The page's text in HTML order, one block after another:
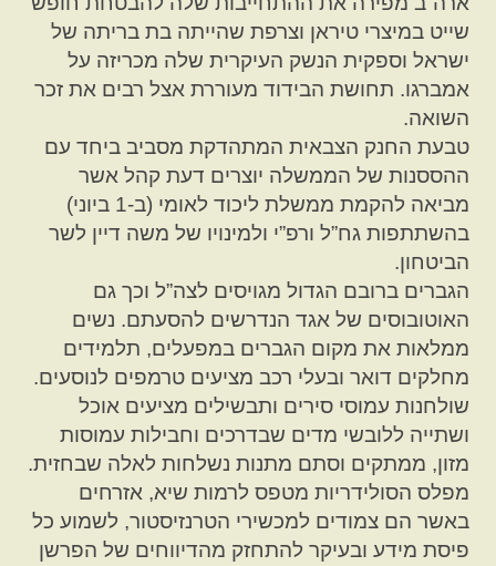
שייט במיצרי טיראן וצרפת שהייתה בת בריתה של
ישראל וספקית הנשק העיקרית שלה מכריזה על
אמברגו. תחושת הבידוד מעוררת אצל רבים את זכר
השואה.
טבעת החנק הצבאית המתהדקת מסביב ביחד עם
ההססנות של הממשלה יוצרים דעת קהל אשר
מביאה להקמת ממשלת ליכוד לאומי (ב-1 ביוני)
בהשתתפות גח”ל ורפ”י ולמינויו של משה דיין לשר
הביטחון.
הגברים ברובם הגדול מגויסים לצה”ל וכך גם
האוטובוסים של אגד הנדרשים להסעתם. נשים
ממלאות את מקום הגברים במפעלים, תלמידים
מחלקים דואר ובעלי רכב מציעים טרמפים לנוסעים.
שולחנות עמוסי סירים ותבשילים מציעים אוכל
ושתייה ללובשי מדים שבדרכים וחבילות עמוסות
מזון, ממתקים וסתם מתנות נשלחות לאלה שבחזית.
מפלס הסולידריות מטפס לרמות שיא, אזרחים
באשר הם צמודים למכשירי הטרנזיסטור, לשמוע כל
פיסת מידע ובעיקר להתחזק מהדיווחים של הפרשן